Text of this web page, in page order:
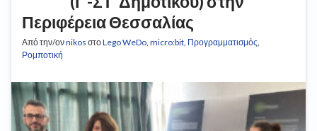
Περιφέρεια Θεσσαλίας
Από την/ονnikos στοLego WeDo, micro:bit, Προγραμματισμός,
Ρομποτική